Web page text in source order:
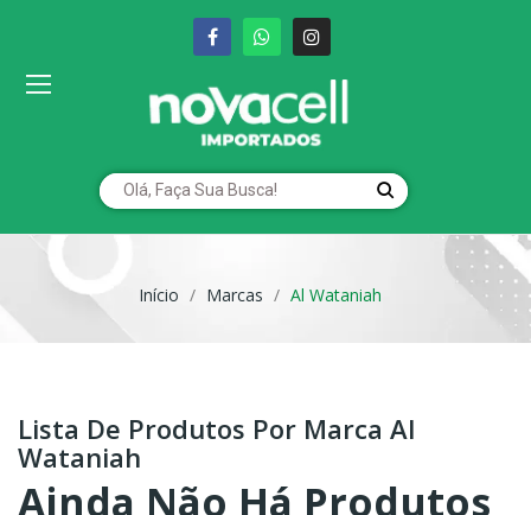
Início Marcas Al Wataniah
Lista De Produtos Por Marca Al
Wataniah
Ainda Não Há Produtos